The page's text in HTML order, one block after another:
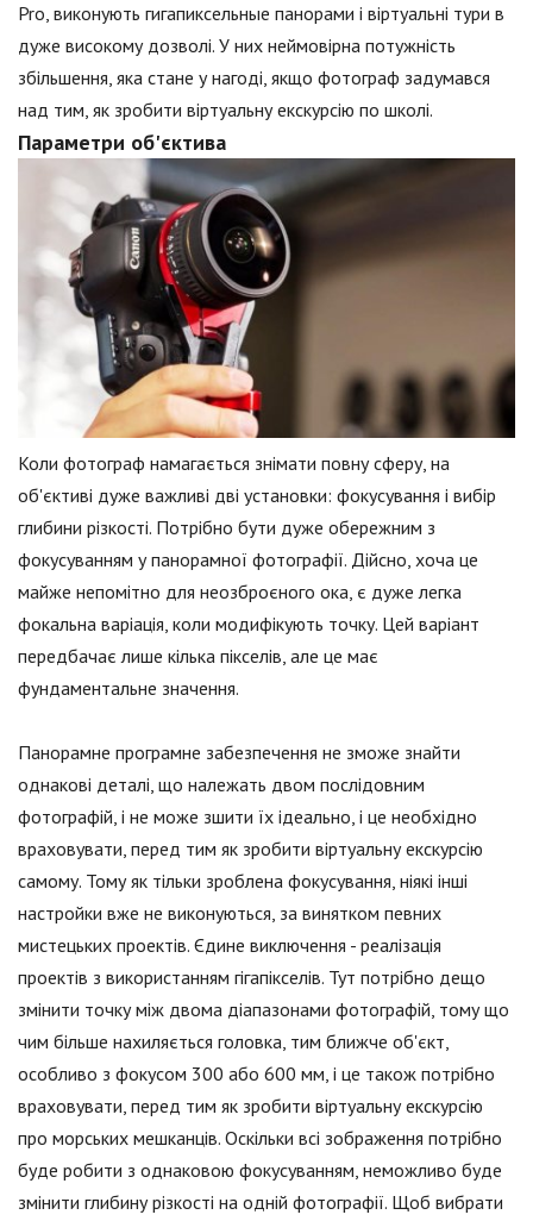
Pro, виконують гигапиксельные панорами і віртуальні тури в
дуже високому дозволі. У них неймовірна потужність
збільшення, яка стане у нагоді, якщо фотограф задумався
над тим, як зробити віртуальну екскурсію по школі.
Параметри об'єктива
Коли фотограф намагається знімати повну сферу, на
об'єктиві дуже важливі дві установки: фокусування і вибір
глибини різкості. Потрібно бути дуже обережним з
фокусуванням у панорамної фотографії. Дійсно, хоча це
майже непомітно для неозброєного ока, є дуже легка
фокальна варіація, коли модифікують точку. Цей варіант
передбачає лише кілька пікселів, але це має
фундаментальне значення.
Панорамне програмне забезпечення не зможе знайти
однакові деталі, що належать двом послідовним
фотографій, і не може зшити їх ідеально, і це необхідно
враховувати, перед тим як зробити віртуальну екскурсію
самому. Тому як тільки зроблена фокусування, ніякі інші
настройки вже не виконуються, за винятком певних
мистецьких проектів. Єдине виключення - реалізація
проектів з використанням гігапікселів. Тут потрібно дещо
змінити точку між двома діапазонами фотографій, тому що
чим більше нахиляється головка, тим ближче об'єкт,
особливо з фокусом 300 або 600 мм, і це також потрібно
враховувати, перед тим як зробити віртуальну екскурсію
про морських мешканців. Оскільки всі зображення потрібно
буде робити з однаковою фокусуванням, неможливо буде
змінити глибину різкості на одній фотографії. Щоб вибрати